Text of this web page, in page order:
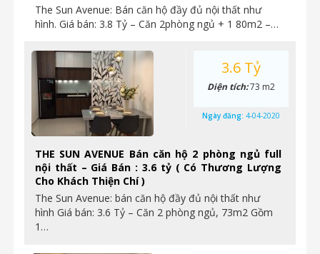
The Sun Avenue: Bán căn hộ đầy đủ nội thất như
hình. Giá bán: 3.8 Tỷ – Căn 2phòng ngủ + 1 80m2 –…
THE SUN AVENUE Bán căn hộ 2 phòng ngủ full
nội thất – Giá Bán : 3.6 tỷ ( Có Thương Lượng
Cho Khách Thiện Chí )
The Sun Avenue: bán căn hộ đầy đủ nội thất như
hình Giá bán: 3.6 Tỷ – Căn 2 phòng ngủ, 73m2 Gồm
1…
3.6 Tỷ
Diện tích:73 m2
Ngày đăng: 4-04-2020